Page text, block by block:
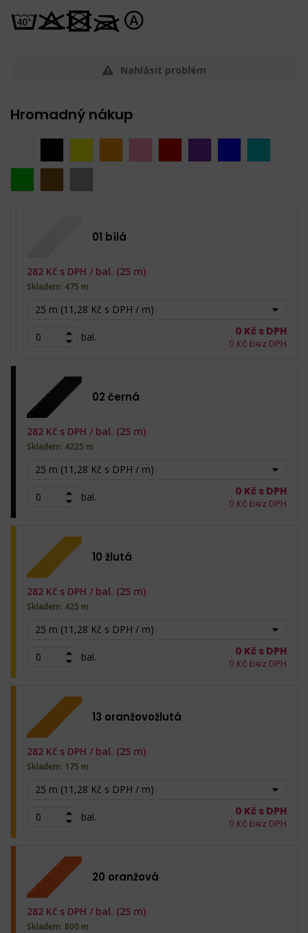
Nahlásit problém
Hromadný nákup
01 bílá
25 m (11,28 Kč s DPH / m)
bal.
282 Kč s DPH / bal. (25 m)
Skladem: 475 m
0 Kč s DPH
0 Kč bez DPH
02 černá
25 m (11,28 Kč s DPH / m)
bal.
282 Kč s DPH / bal. (25 m)
Skladem: 4225 m
0 Kč s DPH
0 Kč bez DPH
10 žlutá
25 m (11,28 Kč s DPH / m)
bal.
282 Kč s DPH / bal. (25 m)
Skladem: 425 m
0 Kč s DPH
0 Kč bez DPH
13 oranžovožlutá
25 m (11,28 Kč s DPH / m)
bal.
282 Kč s DPH / bal. (25 m)
Skladem: 175 m
0 Kč s DPH
0 Kč bez DPH
20 oranžová
282 Kč s DPH / bal. (25 m)
Skladem: 800 m